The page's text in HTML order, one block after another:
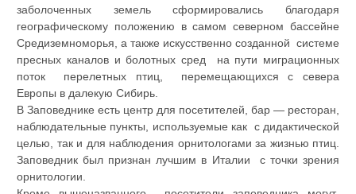
заболоченных земель сформировались благодаря
географическому положению в самом северном бассейне
Средиземноморья, а также искусственно созданной системе
пресных каналов и болотных сред на пути миграционных
поток перелетных птиц, перемещающихся с севера
Европы в далекую Сибирь.
В Заповеднике есть центр для посетителей, бар — ресторан,
наблюдательные пункты, используемые как с дидактической
целью, так и для наблюдения орнитологами за жизнью птиц.
Заповедник был признан лучшим в Италии с точки зрения
орнитологии.